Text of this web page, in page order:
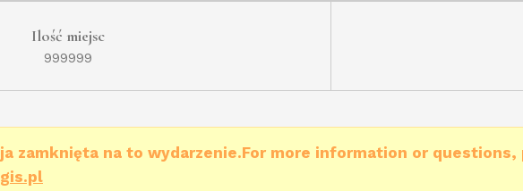
Ilość miejsc
999999
zamknięta na to wydarzenie.For more information or questions,